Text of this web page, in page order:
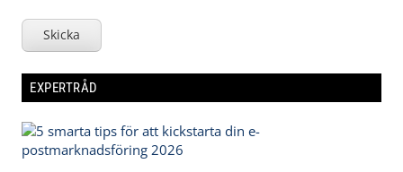
Skicka
EXPERTRÅD